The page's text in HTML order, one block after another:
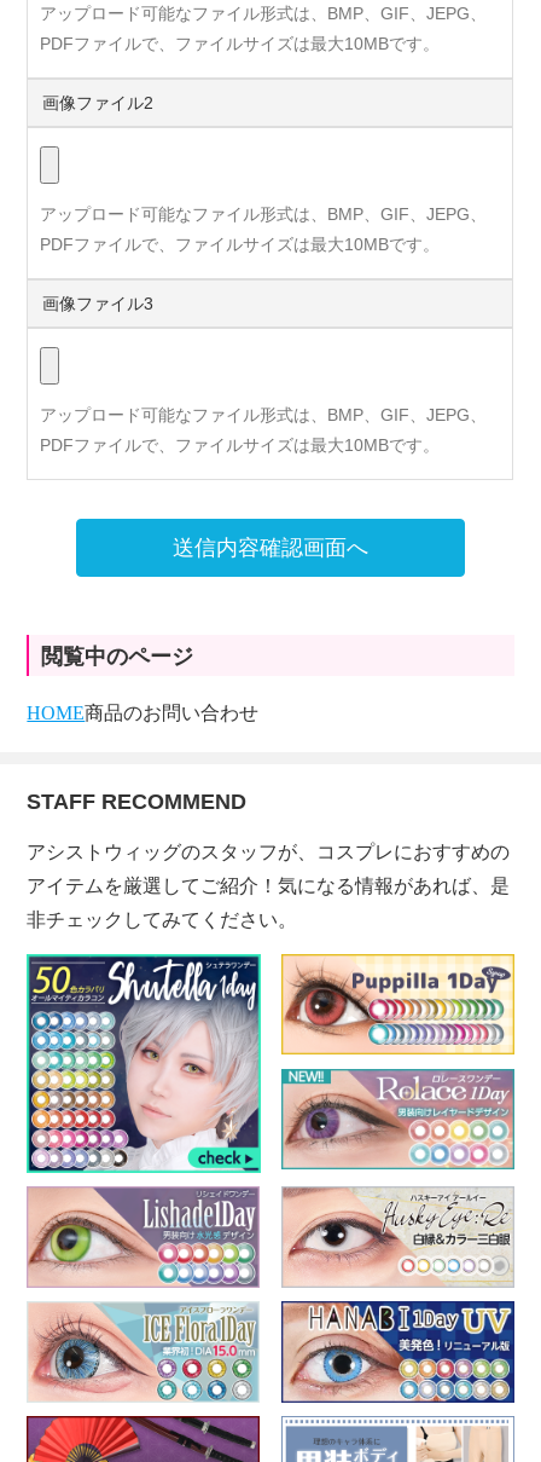
アップロード可能なファイル形式は、BMP、GIF、JEPG、
PDFファイルで、ファイルサイズは最大10MBです。
画像ファイル2
アップロード可能なファイル形式は、BMP、GIF、JEPG、
PDFファイルで、ファイルサイズは最大10MBです。
画像ファイル3
アップロード可能なファイル形式は、BMP、GIF、JEPG、
PDFファイルで、ファイルサイズは最大10MBです。
送信内容確認画面へ
閲覧中のページ
HOME商品のお問い合わせ
STAFF RECOMMEND
アシストウィッグのスタッフが、コスプレにおすすめの
アイテムを厳選してご紹介！気になる情報があれば、是
非チェックしてみてください。